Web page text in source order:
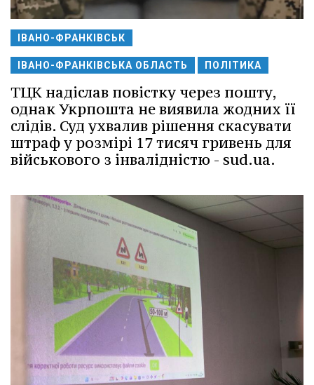
ІВАНО-ФРАНКІВСЬК
ІВАНО-ФРАНКІВСЬКА ОБЛАСТЬ ПОЛІТИКА
ТЦК надіслав повістку через пошту,
однак Укрпошта не виявила жодних її
слідів. Суд ухвалив рішення скасувати
штраф у розмірі 17 тисяч гривень для
військового з інвалідністю - sud.ua.